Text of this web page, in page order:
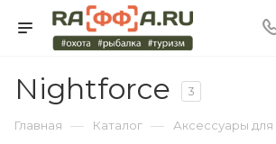
Nightforce 3
Главная — Каталог — Аксессуары для